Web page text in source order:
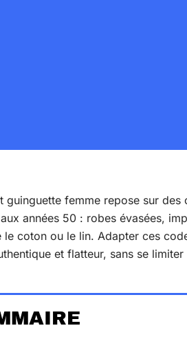
guinguette femme repose sur
années 50 : robes évasées,
le coton ou le lin. Adapter ces
et flatteur, sans se